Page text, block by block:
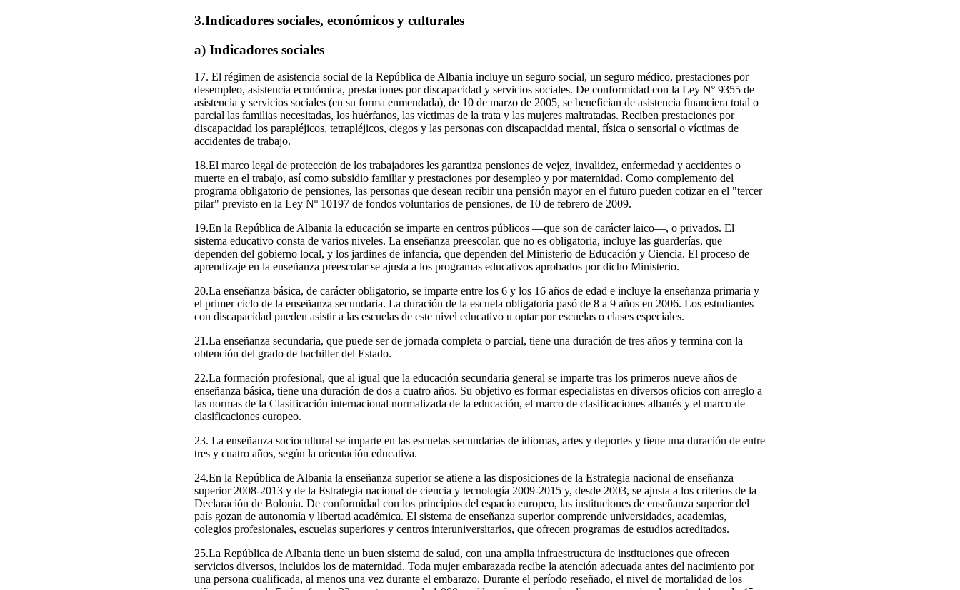
3.Indicadores sociales, económicos y culturales
a) Indicadores sociales
17. El régimen de asistencia social de la República de Albania incluye un seguro social, un seguro médico, prestaciones por
desempleo, asistencia económica, prestaciones por discapacidad y servicios sociales. De conformidad con la Ley Nº 9355 de
asistencia y servicios sociales (en su forma enmendada), de 10 de marzo de 2005, se benefician de asistencia financiera total o
parcial las familias necesitadas, los huérfanos, las víctimas de la trata y las mujeres maltratadas. Reciben prestaciones por
discapacidad los parapléjicos, tetrapléjicos, ciegos y las personas con discapacidad mental, física o sensorial o víctimas de
accidentes de trabajo.
18.El marco legal de protección de los trabajadores les garantiza pensiones de vejez, invalidez, enfermedad y accidentes o
muerte en el trabajo, así como subsidio familiar y prestaciones por desempleo y por maternidad. Como complemento del
programa obligatorio de pensiones, las personas que desean recibir una pensión mayor en el futuro pueden cotizar en el "tercer
pilar" previsto en la Ley Nº 10197 de fondos voluntarios de pensiones, de 10 de febrero de 2009.
19.En la República de Albania la educación se imparte en centros públicos —que son de carácter laico—, o privados. El
sistema educativo consta de varios niveles. La enseñanza preescolar, que no es obligatoria, incluye las guarderías, que
dependen del gobierno local, y los jardines de infancia, que dependen del Ministerio de Educación y Ciencia. El proceso de
aprendizaje en la enseñanza preescolar se ajusta a los programas educativos aprobados por dicho Ministerio.
20.La enseñanza básica, de carácter obligatorio, se imparte entre los 6 y los 16 años de edad e incluye la enseñanza primaria y
el primer ciclo de la enseñanza secundaria. La duración de la escuela obligatoria pasó de 8 a 9 años en 2006. Los estudiantes
con discapacidad pueden asistir a las escuelas de este nivel educativo u optar por escuelas o clases especiales.
21.La enseñanza secundaria, que puede ser de jornada completa o parcial, tiene una duración de tres años y termina con la
obtención del grado de bachiller del Estado.
22.La formación profesional, que al igual que la educación secundaria general se imparte tras los primeros nueve años de
enseñanza básica, tiene una duración de dos a cuatro años. Su objetivo es formar especialistas en diversos oficios con arreglo a
las normas de la Clasificación internacional normalizada de la educación, el marco de clasificaciones albanés y el marco de
clasificaciones europeo.
23. La enseñanza sociocultural se imparte en las escuelas secundarias de idiomas, artes y deportes y tiene una duración de entre
tres y cuatro años, según la orientación educativa.
24.En la República de Albania la enseñanza superior se atiene a las disposiciones de la Estrategia nacional de enseñanza
superior 2008-2013 y de la Estrategia nacional de ciencia y tecnología 2009-2015 y, desde 2003, se ajusta a los criterios de la
Declaración de Bolonia. De conformidad con los principios del espacio europeo, las instituciones de enseñanza superior del
país gozan de autonomía y libertad académica. El sistema de enseñanza superior comprende universidades, academias,
colegios profesionales, escuelas superiores y centros interuniversitarios, que ofrecen programas de estudios acreditados.
25.La República de Albania tiene un buen sistema de salud, con una amplia infraestructura de instituciones que ofrecen
servicios diversos, incluidos los de maternidad. Toda mujer embarazada recibe la atención adecuada antes del nacimiento por
una persona cualificada, al menos una vez durante el embarazo. Durante el período reseñado, el nivel de mortalidad de los